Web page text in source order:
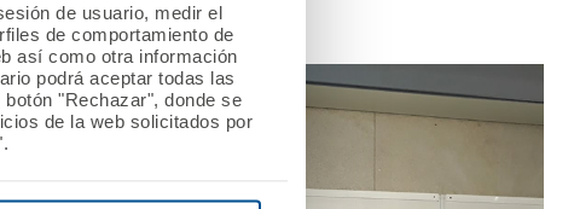
de usuario, medir el
de comportamiento de
así como otra información
podrá aceptar todas las
"Rechazar", donde se
de la web solicitados por